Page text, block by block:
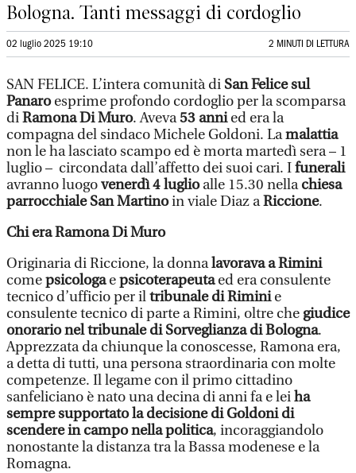
Bologna. Tanti messaggi di cordoglio
02 luglio 2025 19:10 2 MINUTI DI LETTURA
SAN FELICE. L’intera comunità di San Felice sul
Panaroesprime profondo cordoglio per la scomparsa
diRamona Di Muro. Aveva53 annied era la
compagna del sindaco Michele Goldoni. Lamalattia
non le ha lasciato scampo ed è morta martedì sera – 1
luglio – circondata dall’affetto dei suoi cari. Ifunerali
avranno luogovenerdì 4 luglioalle 15.30 nellachiesa
parrocchiale San Martinoin viale Diaz aRiccione.
Chi era Ramona Di Muro
Originaria di Riccione, la donnalavorava a Rimini
comepsicologaepsicoterapeutaed era consulente
tecnico d’ufficio per iltribunale di Riminie
consulente tecnico di parte a Rimini, oltre che giudice
onorario nel tribunale di Sorveglianza di Bologna.
Apprezzata da chiunque la conoscesse, Ramona era,
a detta di tutti, una persona straordinaria con molte
competenze. Il legame con il primo cittadino
sanfeliciano è nato una decina di anni fa e leiha
sempre supportato la decisione di Goldoni di
scendere in campo nella politica, incoraggiandolo
nonostante la distanza tra la Bassa modenese e la
Romagna.